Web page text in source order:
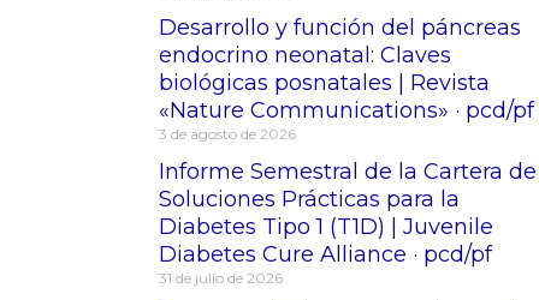
Desarrollo y función del páncreas
endocrino neonatal: Claves
biológicas posnatales | Revista
«Nature Communications» · pcd/pf
3 de agosto de 2026
Informe Semestral de la Cartera de
Soluciones Prácticas para la
Diabetes Tipo 1 (T1D) | Juvenile
Diabetes Cure Alliance · pcd/pf
31 de julio de 2026